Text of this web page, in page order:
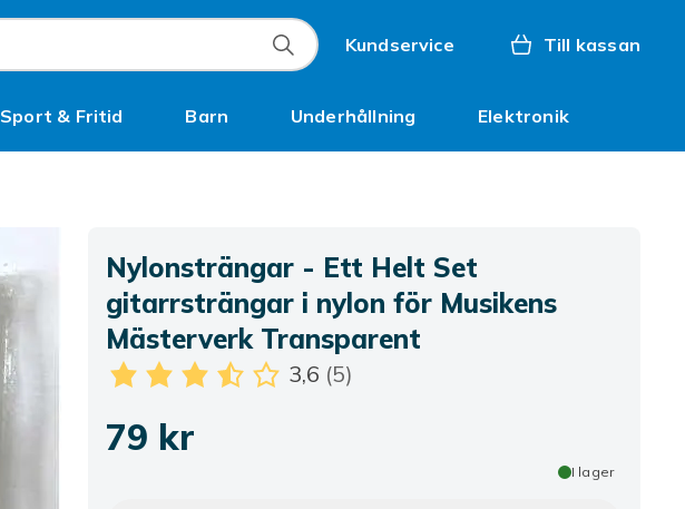
Kundservice Till kassan
Sport & Fritid Barn Underhållning Elektronik
Nylonsträngar - Ett Helt Set
gitarrsträngar i nylon för Musikens
Mästerverk Transparent
3,6 (5)
79 kr
I lager